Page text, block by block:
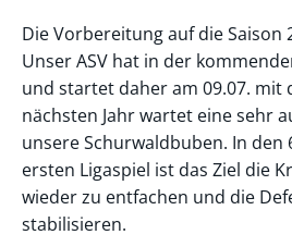
Die Vorbereitung auf die Saison
Unser ASV hat in der
und startet daher am 09.07. mit
nächsten Jahr wartet eine sehr
unsere Schurwaldbuben. In den
ersten Ligaspiel ist das Ziel die
wieder zu entfachen und die
stabilisieren.